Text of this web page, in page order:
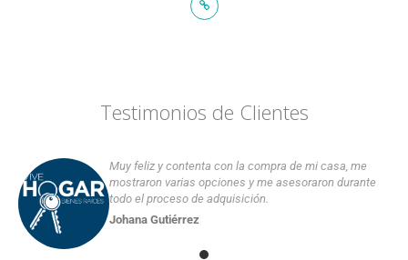
Testimonios de Clientes
Muy feliz y contenta con la compra de mi casa, me
mostraron varias opciones y me asesoraron durante
todo el proceso de adquisición.
Johana Gutiérrez